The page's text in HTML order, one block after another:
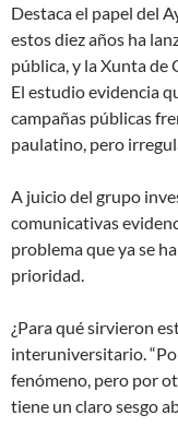
Destaca el papel del
estos diez años ha
pública, y la Xunta de
El estudio evidencia
campañas públicas
paulatino, pero
A juicio del grupo
comunicativas
problema que ya se
prioridad.
¿Para qué sirvieron
interuniversitario.
fenómeno, pero por
tiene un claro sesgo